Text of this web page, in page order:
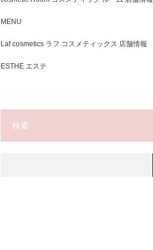
MENU
Laf cosmetics ラフ コスメティックス 店舗情報
ESTHE エステ
検索